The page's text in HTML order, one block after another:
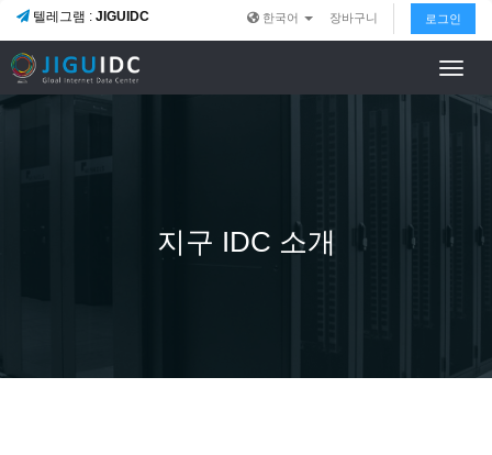
텔레그램 : JIGUIDC 한국어 장바구니 로그인
지구 IDC 소개